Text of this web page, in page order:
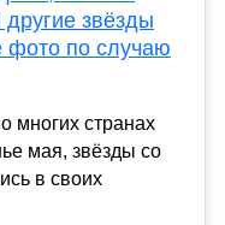
звёзды
фото по случаю
многих странах
мая, звёзды со
в своих